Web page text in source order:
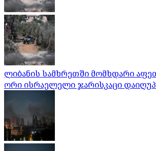
ლიბანის სამხრეთში მომხდარი
ორი ისრაელელი ჯარისკაცი